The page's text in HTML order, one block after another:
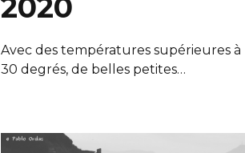
2020
Avec des températures supérieures à
30 degrés, de belles petites…